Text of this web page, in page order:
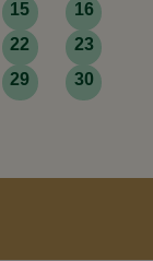
15
16
22
23
29
30